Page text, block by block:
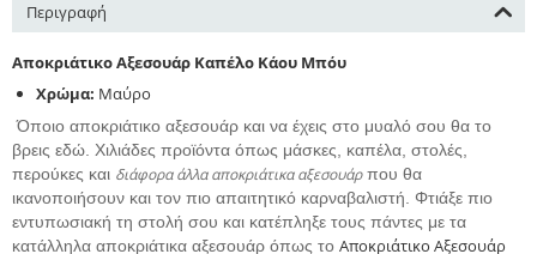
Περιγραφή
Αποκριάτικο Αξεσουάρ Καπέλο Κάου Μπόυ
Χρώμα: Μαύρο
Όποιο αποκριάτικο αξεσουάρ και να έχεις στο μυαλό σου θα το
βρεις εδώ. Χιλιάδες προϊόντα όπως μάσκες, καπέλα, στολές,
περούκες και διάφορα άλλα αποκριάτικα αξεσουάρπου θα
ικανοποιήσουν και τον πιο απαιτητικό καρναβαλιστή. Φτιάξε πιο
εντυπωσιακή τη στολή σου και κατέπληξε τους πάντες με τα
κατάλληλα αποκριάτικα αξεσουάρ όπως το Αποκριάτικο Αξεσουάρ